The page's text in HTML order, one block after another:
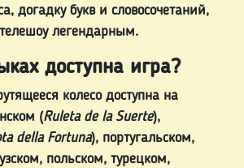
догадку букв и словосочетаний,
легендарным.
доступна игра?
колесодоступна на
(Ruleta de la Suerte),
della Fortuna), португальском,
польском, турецком,